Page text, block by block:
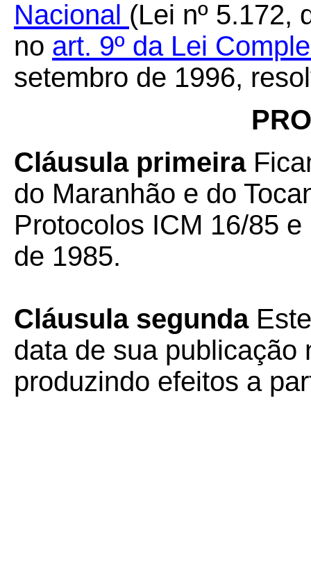
Nacional (Lei nº 5.172,
no art. 9º da Lei
setembro de 1996,
Cláusula primeira
do Maranhão e do
Protocolos ICM 16/85 e
de 1985.
Cláusula segunda Este
data de sua publicação
produzindo efeitos a